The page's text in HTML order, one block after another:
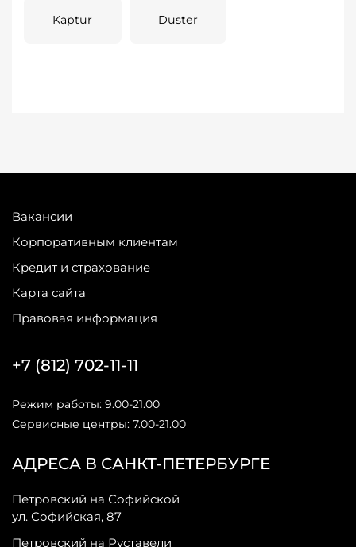
Kaptur Duster
Вакансии
Корпоративным клиентам
Кредит и страхование
Карта сайта
Правовая информация
АДРЕСА В САНКТ-ПЕТЕРБУРГЕ
Петровский на Софийской
ул. Софийская, 87
Петровский на Руставели
+7 (812) 702-11-11
Режим работы: 9.00-21.00
Сервисные центры: 7.00-21.00